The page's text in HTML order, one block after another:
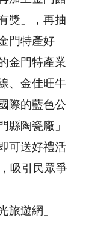
獎」，再抽
門特產好
金門特產業
、金佳旺牛
際的藍色公
縣陶瓷廠」
可送好禮活
吸引民眾爭
旅遊網」